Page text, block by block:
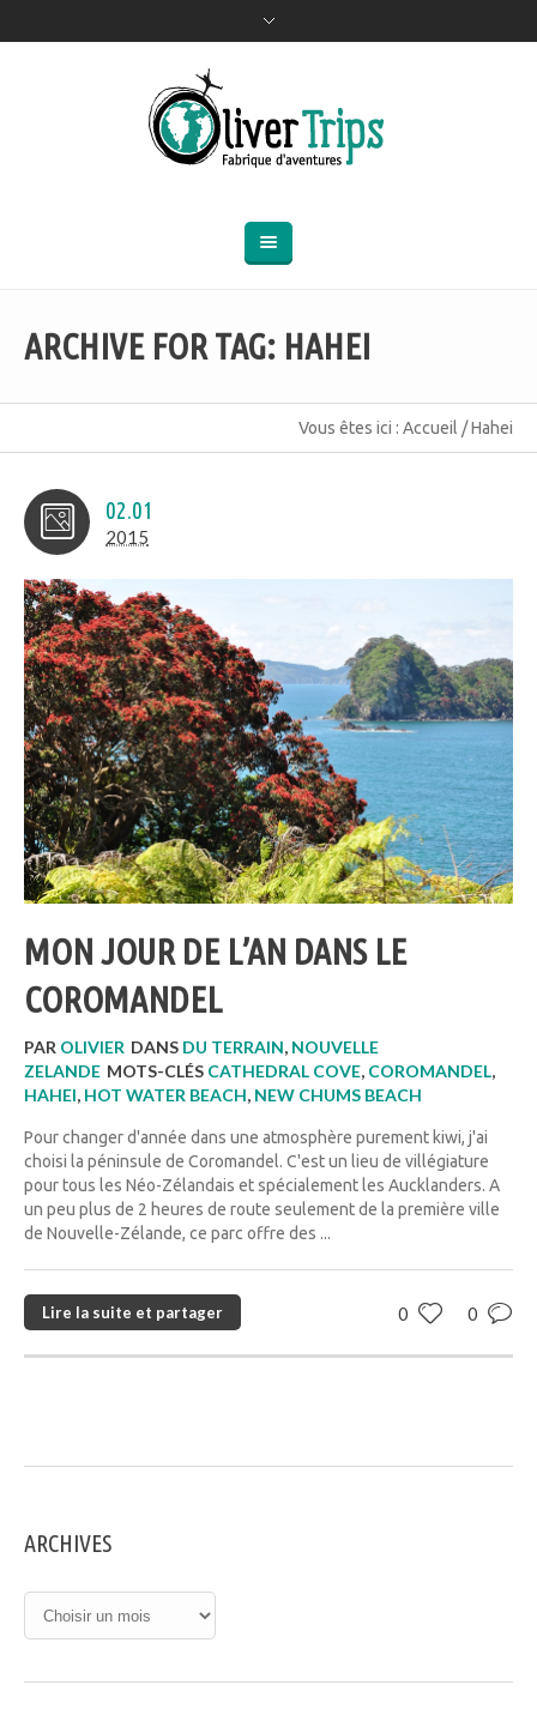
ARCHIVE FOR TAG: HAHEI
Vous êtes ici : Accueil /Hahei
02.01
2015
MON JOUR DE L’AN DANS LE
COROMANDEL
PAR OLIVIER DANS DU TERRAIN, NOUVELLE
ZELANDE MOTS-CLÉS CATHEDRAL COVE, COROMANDEL,
HAHEI, HOT WATER BEACH, NEW CHUMS BEACH
Pour changer d'année dans une atmosphère purement kiwi, j'ai
choisi la péninsule de Coromandel. C'est un lieu de villégiature
pour tous les Néo-Zélandais et spécialement les Aucklanders. A
un peu plus de 2 heures de route seulement de la première ville
de Nouvelle-Zélande, ce parc offre des ...
0 0
Lire la suite et partager
ARCHIVES